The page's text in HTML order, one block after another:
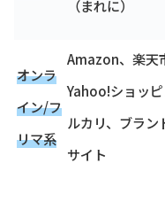
（まれに）
オンラ
イン/フ
リマ系
Amazon、楽天
Yahoo!ショッ
ルカリ、ブラン
サイト